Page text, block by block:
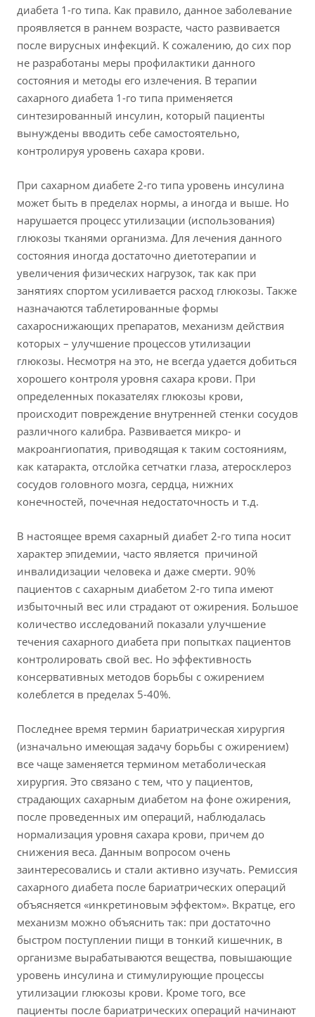
диабета 1-го типа. Как правило, данное заболевание
проявляется в раннем возрасте, часто развивается
после вирусных инфекций. К сожалению, до сих пор
не разработаны меры профилактики данного
состояния и методы его излечения. В терапии
сахарного диабета 1-го типа применяется
синтезированный инсулин, который пациенты
вынуждены вводить себе самостоятельно,
контролируя уровень сахара крови.
При сахарном диабете 2-го типа уровень инсулина
может быть в пределах нормы, а иногда и выше. Но
нарушается процесс утилизации (использования)
глюкозы тканями организма. Для лечения данного
состояния иногда достаточно диетотерапии и
увеличения физических нагрузок, так как при
занятиях спортом усиливается расход глюкозы. Также
назначаются таблетированные формы
сахароснижающих препаратов, механизм действия
которых – улучшение процессов утилизации
глюкозы. Несмотря на это, не всегда удается добиться
хорошего контроля уровня сахара крови. При
определенных показателях глюкозы крови,
происходит повреждение внутренней стенки сосудов
различного калибра. Развивается микро- и
макроангиопатия, приводящая к таким состояниям,
как катаракта, отслойка сетчатки глаза, атеросклероз
сосудов головного мозга, сердца, нижних
конечностей, почечная недостаточность и т.д.
В настоящее время сахарный диабет 2-го типа носит
характер эпидемии, часто является причиной
инвалидизации человека и даже смерти. 90%
пациентов с сахарным диабетом 2-го типа имеют
избыточный вес или страдают от ожирения. Большое
количество исследований показали улучшение
течения сахарного диабета при попытках пациентов
контролировать свой вес. Но эффективность
консервативных методов борьбы с ожирением
колеблется в пределах 5-40%.
Последнее время термин бариатрическая хирургия
(изначально имеющая задачу борьбы с ожирением)
все чаще заменяется термином метаболическая
хирургия. Это связано с тем, что у пациентов,
страдающих сахарным диабетом на фоне ожирения,
после проведенных им операций, наблюдалась
нормализация уровня сахара крови, причем до
снижения веса. Данным вопросом очень
заинтересовались и стали активно изучать. Ремиссия
сахарного диабета после бариатрических операций
объясняется «инкретиновым эффектом». Вкратце, его
механизм можно объяснить так: при достаточно
быстром поступлении пищи в тонкий кишечник, в
организме вырабатываются вещества, повышающие
уровень инсулина и стимулирующие процессы
утилизации глюкозы крови. Кроме того, все
пациенты после бариатрических операций начинают